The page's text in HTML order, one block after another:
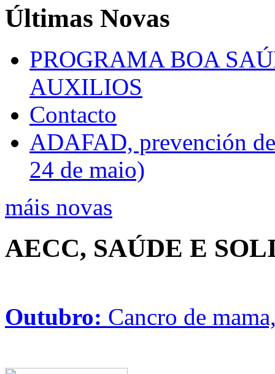
Últimas Novas
PROGRAMA BOA
AUXILIOS
Contacto
ADAFAD, prevención
24 de maio)
máis novas
AECC, SAÚDE E
Outubro: Cancro de